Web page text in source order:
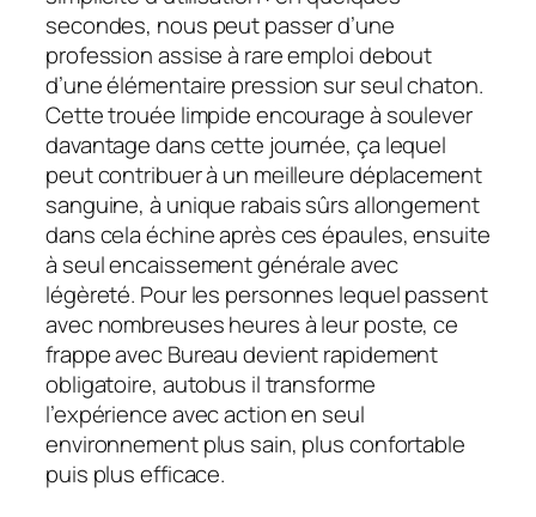
secondes, nous peut passer d’une
profession assise à rare emploi debout
d’une élémentaire pression sur seul chaton.
Cette trouée limpide encourage à soulever
davantage dans cette journée, ça lequel
peut contribuer à un meilleure déplacement
sanguine, à unique rabais sûrs allongement
dans cela échine après ces épaules, ensuite
à seul encaissement générale avec
légèreté. Pour les personnes lequel passent
avec nombreuses heures à leur poste, ce
frappe avec Bureau devient rapidement
obligatoire, autobus il transforme
l’expérience avec action en seul
environnement plus sain, plus confortable
puis plus efficace.